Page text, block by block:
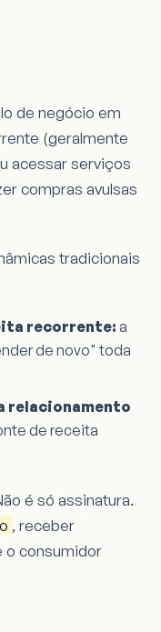
de negócio em
(geralmente
acessar serviços
compras avulsas
tradicionais
recorrente: a
de novo" toda
relacionamento
de receita
é só assinatura.
, receber
o consumidor